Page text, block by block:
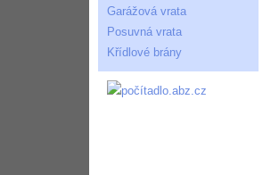
Garážová vrata
Posuvná vrata
Křídlové brány